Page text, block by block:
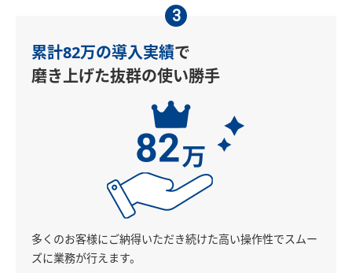
3
累計82万の導入実績で
磨き上げた抜群の使い勝手
多くのお客様にご納得いただき続けた高い操作性でスムー
ズに業務が行えます。